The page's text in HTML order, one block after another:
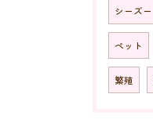
シーズー
ペット
繁殖